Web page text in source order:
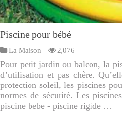
Piscine pour bébé
La Maison 2,076
Pour petit jardin ou balcon, la
d’utilisation et pas chère.
protection soleil, les piscines
normes de sécurité. Les
piscine bebe - piscine rigide …